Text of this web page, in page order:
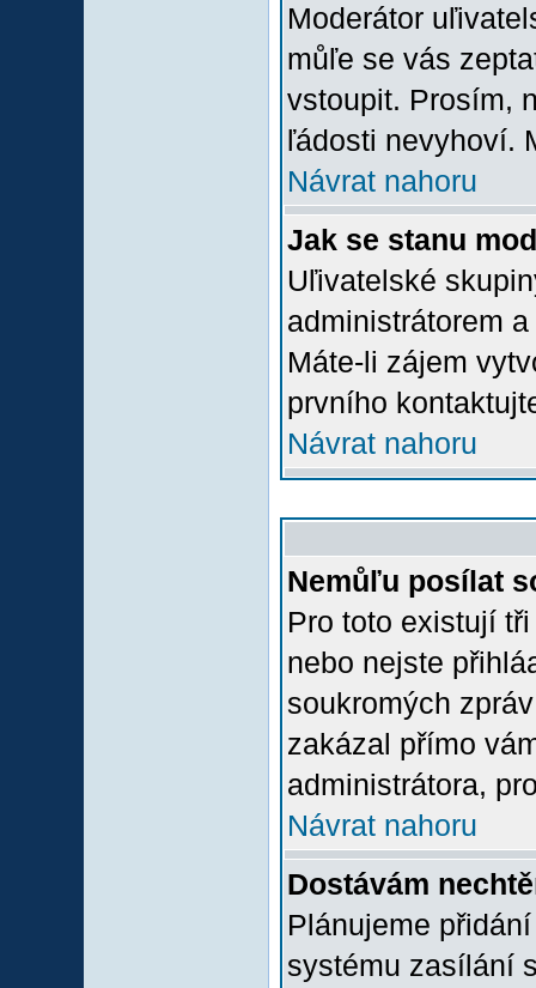
Moderátor
můľe se vás
vstoupit. Prosím,
ľádosti nevyhoví.
Návrat nahoru
Jak se stanu
Uľivatelské
administrátorem
Máte-li zájem
prvního
Návrat nahoru
Nemůľu posílat
Pro toto existují
nebo nejste
soukromých
zakázal přímo
administrátora,
Návrat nahoru
Dostávám
Plánujeme
systému zasílání